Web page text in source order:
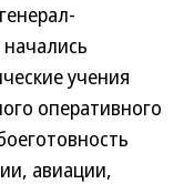
учения
оперативного
авиации,